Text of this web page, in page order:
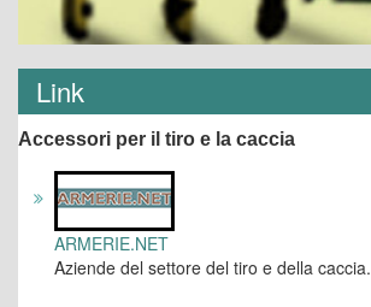
Link
Accessori per il tiro e la caccia
ARMERIE.NET
Aziende del settore del tiro e della caccia.